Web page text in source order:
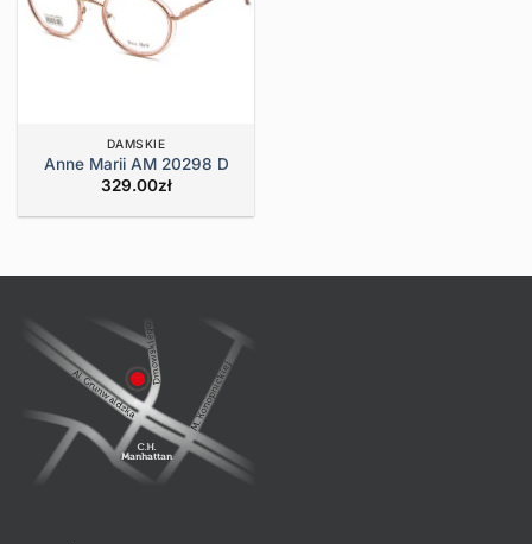
DAMSKIE
Anne Marii AM 20298 D
329.00zł